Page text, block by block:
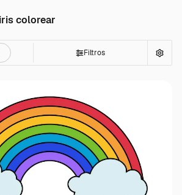
colorear
Filtros